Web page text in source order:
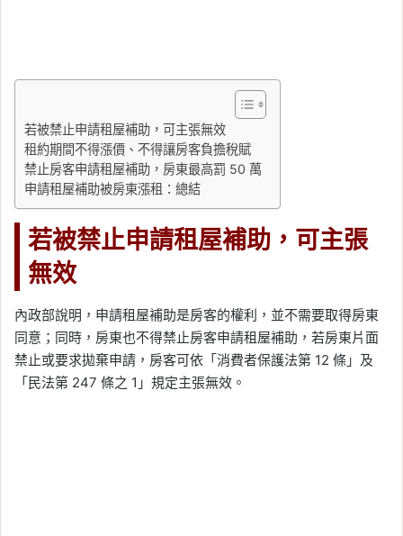
若被禁止申請租屋補助，可主張無效
租約期間不得漲價、不得讓房客負擔稅賦
禁止房客申請租屋補助，房東最高罰 50 萬
申請租屋補助被房東漲租：總結
若被禁止申請租屋補助，可主張
無效
內政部說明，申請租屋補助是房客的權利，並不需要取得房東
同意；同時，房東也不得禁止房客申請租屋補助，若房東片面
禁止或要求拋棄申請，房客可依「消費者保護法第 12 條」及
「民法第 247 條之 1」規定主張無效。